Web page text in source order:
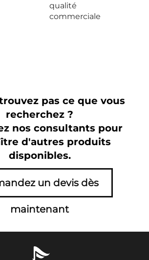
qualité
commerciale
pas ce que vous
recherchez ?
nos consultants pour
d'autres produits
disponibles.
un devis dès
maintenant